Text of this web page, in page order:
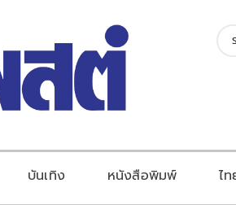
บันเทิง หนังสือพิมพ์ ไ